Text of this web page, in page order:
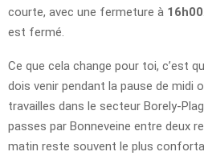
courte, avec une fermeture à 16h00
est fermé.
Ce que cela change pour toi, c’est
dois venir pendant la pause de midi
travailles dans le secteur Borely-
passes par Bonneveine entre deux
matin reste souvent le plus